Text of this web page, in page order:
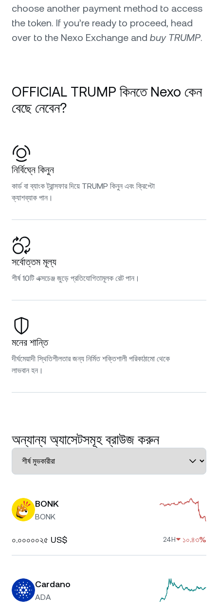
choose another payment method to access
the token. If you’re ready to proceed, head
over to the Nexo Exchange and buy TRUMP.
OFFICIAL TRUMP কিনতে Nexo কেন
বেছে নেবেন?
নির্বিঘ্নে কিনুন
কার্ড বা ব্যাংক ট্রান্সফার দিয়ে TRUMP কিনুন এবং ক্রিপ্টো
ক্যাশব্যাক পান।
সর্বোত্তম মূল্য
শীর্ষ 10টি এক্সচেঞ্জ জুড়ে প্রতিযোগিতামূলক রেট পান।
মনের শান্তি
দীর্ঘমেয়াদী স্থিতিশীলতার জন্য নির্মিত শক্তিশালী পরিকাঠামো থেকে
লাভবান হন।
অন্যান্য অ্যাসেটসমূহ ব্রাউজ করুন
BONK
BONK
০.০০০০০২৫ US$ 24H ১০.৪৩%
Cardano
ADA